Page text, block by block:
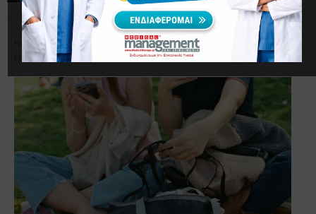
Home Επικαιρότητα
Ψηφιακή εξάρτηση & παιδιά:
Η τραγωδία στην Ινδία παγκόσμια προειδοποίηση